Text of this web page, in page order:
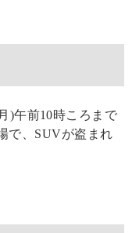
)午前10時ころまで
で、SUVが盗まれ